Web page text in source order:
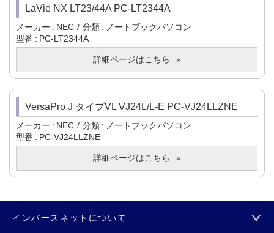
LaVie NX LT23/44A PC-LT2344A
メーカー NEC 分類
ノートブックパソコン
型番
PC-LT2344A
詳細ページはこちら
VersaPro J タイプVL VJ24L/L-E PC-VJ24LLZNE
メーカー NEC 分類
ノートブックパソコン
型番
PC-VJ24LLZNE
詳細ページはこちら
インバースネットについて